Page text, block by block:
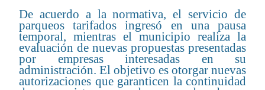
De acuerdo a la normativa, el servicio de
parqueos tarifados ingresó en una pausa
temporal, mientras el municipio realiza la
evaluación de nuevas propuestas presentadas
por empresas interesadas en su
administración. El objetivo es otorgar nuevas
autorizaciones que garanticen la continuidad